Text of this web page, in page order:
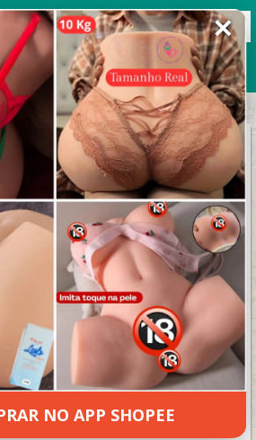
de WhatsApp 2026
+ Enviar grupo
Total 5 4 Anos
(
1 e Automobilismo)
avaliações)
✕
NO APP SHOPEE